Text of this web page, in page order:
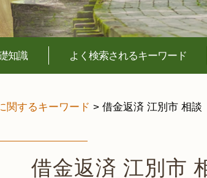
知識 よく検索されるキーワード
関するキーワード > 借金返済 江別市 相談
借金返済 江別市